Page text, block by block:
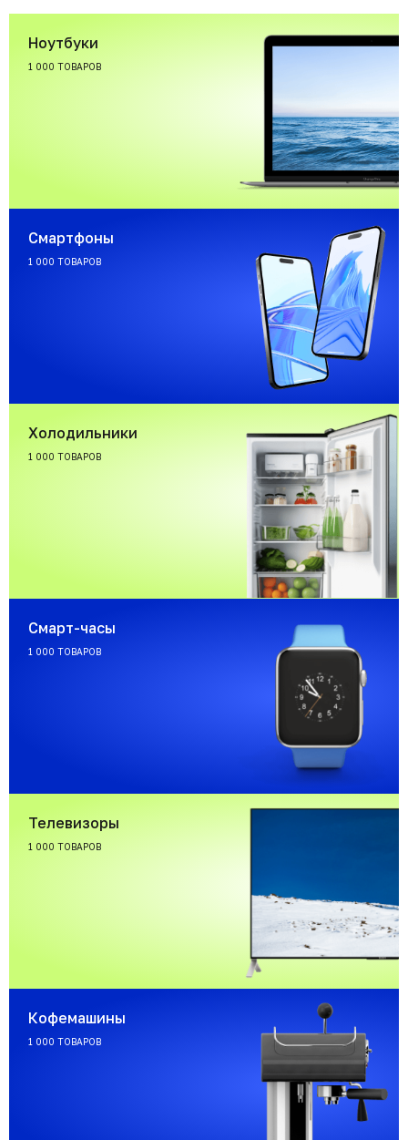
Ноутбуки
1 000 ТОВАРОВ
Смартфоны
1 000 ТОВАРОВ
Холодильники
1 000 ТОВАРОВ
Смарт-часы
1 000 ТОВАРОВ
Телевизоры
1 000 ТОВАРОВ
Кофемашины
1 000 ТОВАРОВ